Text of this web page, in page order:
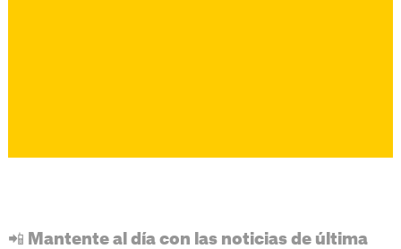
📲 Mantente al día con las noticias de última